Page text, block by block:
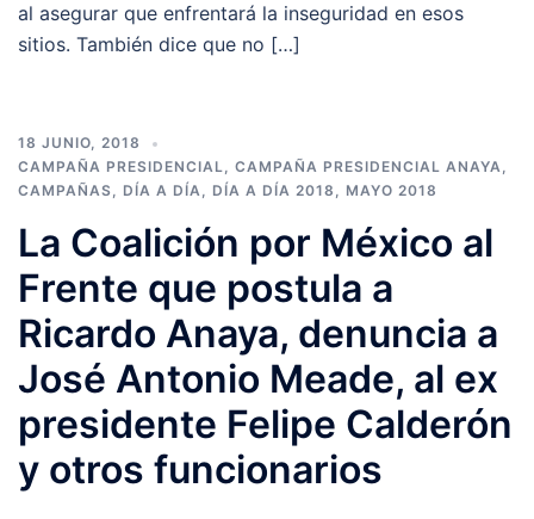
al asegurar que enfrentará la inseguridad en esos
sitios. También dice que no […]
18 JUNIO, 2018
CAMPAÑA PRESIDENCIAL, CAMPAÑA PRESIDENCIAL ANAYA,
CAMPAÑAS, DÍA A DÍA, DÍA A DÍA 2018 , MAYO 2018
La Coalición por México al
Frente que postula a
Ricardo Anaya, denuncia a
José Antonio Meade, al ex
presidente Felipe Calderón
y otros funcionarios